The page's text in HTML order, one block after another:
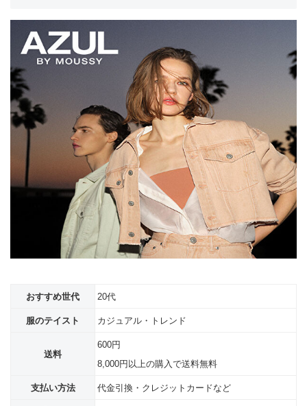
おすすめ世代 20代
服のテイスト カジュアル・トレンド
送料
600円
8,000円以上の購入で送料無料
支払い方法 代金引換・クレジットカードなど